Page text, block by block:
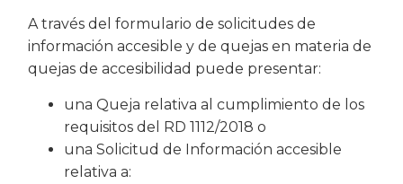
A través del formulario de solicitudes de
información accesible y de quejas en materia de
quejas de accesibilidad puede presentar:
una Queja relativa al cumplimiento de los
requisitos del RD 1112/2018 o
una Solicitud de Información accesible
relativa a: